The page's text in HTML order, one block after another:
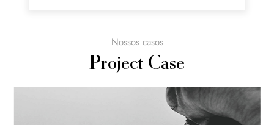
Nossos casos
Project Case